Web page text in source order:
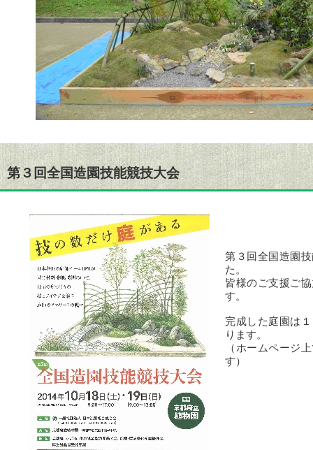
第３回全国造園技能競技大会
第３回全国造園
た。
皆様のご支援ご
す。
完成した庭園は
ります。
（ホームページ
す）